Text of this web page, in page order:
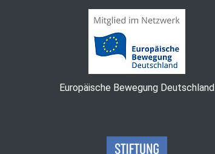
Europäische Bewegung Deutschland